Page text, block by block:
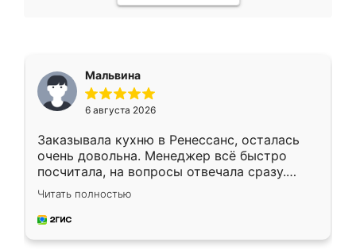
Мальвина
6 августа 2026
Заказывала кухню в Ренессанс, осталась
очень довольна. Менеджер всё быстро
посчитала, на вопросы отвечала сразу.
Замерщик приехал в субботу, подошёл к
делу со всей ответственностью. Собрали
за день, ребята работали аккуратно, даже
Читать полностью